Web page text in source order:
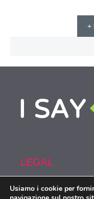
+
LEGAL
Armi&Spy is part
Usiamo i cookie per